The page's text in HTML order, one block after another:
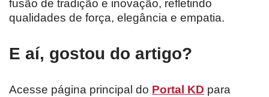
fusão de tradição e inovação, refletindo
qualidades de força, elegância e empatia.
E aí, gostou do artigo?
Acesse página principal do Portal KD para